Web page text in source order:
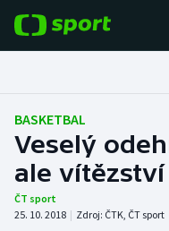
Fotbal
Hokej
Tenis
BASKETBAL
Veselý
ale
ČT sport
25. 10. 2018 | Zdroj: ČTK, ČT sport